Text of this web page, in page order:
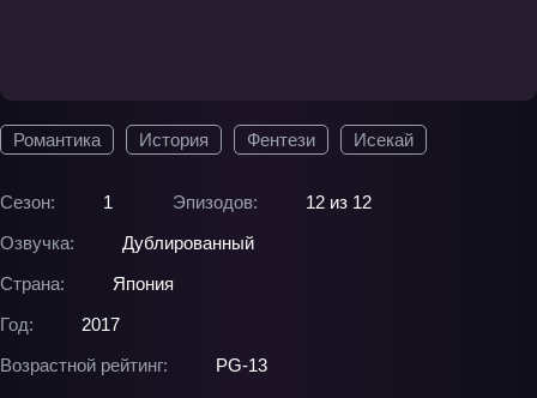
Романтика История Фентези Исекай
Сезон: 1 Эпизодов:
12 из 12
Озвучка:
Дублированный
Страна:
Япония
Год:
2017
Возрастной рейтинг:
PG-13